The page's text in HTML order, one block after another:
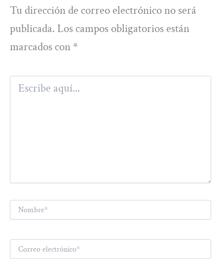
Tu dirección de correo electrónico no será
publicada. Los campos obligatorios están
marcados con *
Escribe
aquí...
electrónico*